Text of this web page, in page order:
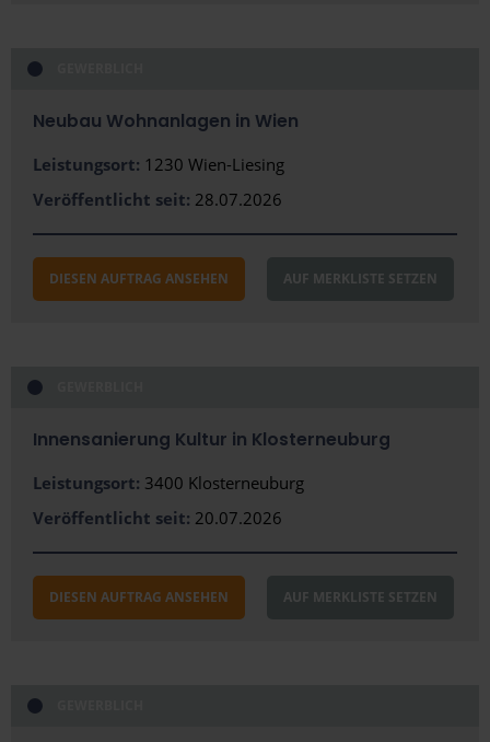
Wiener Neustadt
Wolfsberg
Niederösterreich
Oberösterreich
Steiermark
Tirol
Region
Neubau Wohnanlagen in Wien
Leistungsort: 1230 Wien-Liesing
Veröffentlicht seit: 28.07.2026
DIESEN AUFTRAG ANSEHEN AUF MERKLISTE SETZEN
Innensanierung Kultur in Klosterneuburg
Leistungsort: 3400 Klosterneuburg
Veröffentlicht seit: 20.07.2026
DIESEN AUFTRAG ANSEHEN AUF MERKLISTE SETZEN